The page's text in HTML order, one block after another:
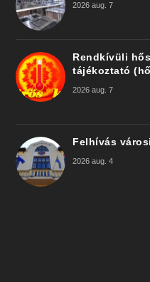
2026 aug. 7
Rendkívüli
tájékoztató
2026 aug. 7
Felhívás
2026 aug. 4